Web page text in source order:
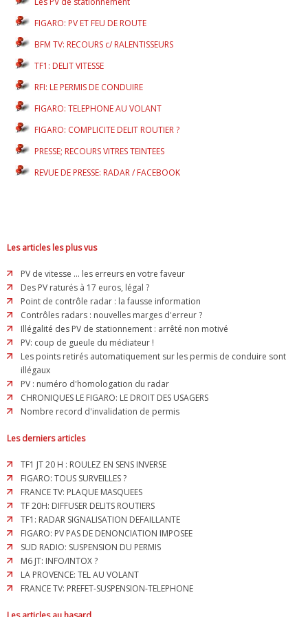
FIGARO: PV ET FEU DE ROUTE
BFM TV: RECOURS c/ RALENTISSEURS
TF1: DELIT VITESSE
RFI: LE PERMIS DE CONDUIRE
FIGARO: TELEPHONE AU VOLANT
FIGARO: COMPLICITE DELIT ROUTIER ?
PRESSE; RECOURS VITRES TEINTEES
REVUE DE PRESSE: RADAR / FACEBOOK
Les articles les plus vus
PV de vitesse ... les erreurs en votre faveur
Des PV raturés à 17 euros, légal ?
Point de contrôle radar : la fausse information
Contrôles radars : nouvelles marges d'erreur ?
Illégalité des PV de stationnement : arrêté non motivé
PV: coup de gueule du médiateur !
Les points retirés automatiquement sur les permis de conduire sont
illégaux
PV : numéro d'homologation du radar
CHRONIQUES LE FIGARO: LE DROIT DES USAGERS
Nombre record d'invalidation de permis
Les derniers articles
TF1 JT 20 H : ROULEZ EN SENS INVERSE
FIGARO: TOUS SURVEILLES ?
FRANCE TV: PLAQUE MASQUEES
TF 20H: DIFFUSER DELITS ROUTIERS
TF1: RADAR SIGNALISATION DEFAILLANTE
FIGARO: PV PAS DE DENONCIATION IMPOSEE
SUD RADIO: SUSPENSION DU PERMIS
M6 JT: INFO/INTOX ?
LA PROVENCE: TEL AU VOLANT
FRANCE TV: PREFET-SUSPENSION-TELEPHONE